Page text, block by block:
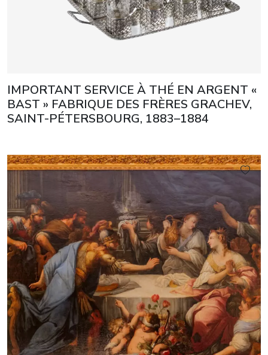
IMPORTANT SERVICE À THÉ EN ARGENT «
BAST » FABRIQUE DES FRÈRES GRACHEV,
SAINT-PÉTERSBOURG, 1883–1884